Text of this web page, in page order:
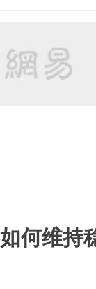
何维持